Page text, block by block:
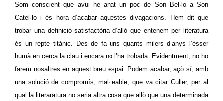
Som conscient que avui he anat un poc de Son Bel·lo a Son
Catel·lo i és hora d’acabar aquestes divagacions. Hem dit que
trobar una definició satisfactòria d’allò que entenem per literatura
és un repte titànic. Des de fa uns quants milers d’anys l’ésser
humà en cerca la clau i encara no l’ha trobada. Evidentment, no ho
farem nosaltres en aquest breu espai . Podem acabar, açò sí, amb
una solució de compromís, mal·leable, que va citarCuller, per al
qual la literaratura no seria altra cosa que allò que una determinada